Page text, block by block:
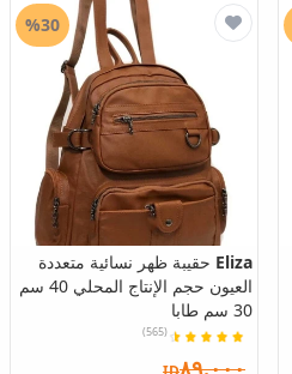
Eliza حقيبة ظهر نسائية متعددة
العيون حجم الإنتاج المحلي 40 سم
30 سم طابا
(565)
٨٩.٠٠٠
%30